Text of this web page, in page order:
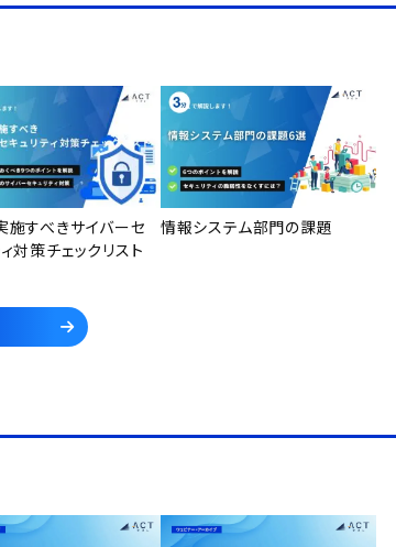
施すべきサイバーセ
対策チェックリスト
情報システム部門の課題